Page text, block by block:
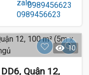
0989456623
10
Quận 12,